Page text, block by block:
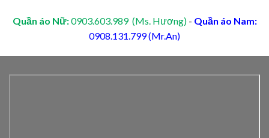
Quần áo Nữ:0903.603.989 (Ms. Hương) - Quần áo Nam:
0908.131.799 (Mr.An)